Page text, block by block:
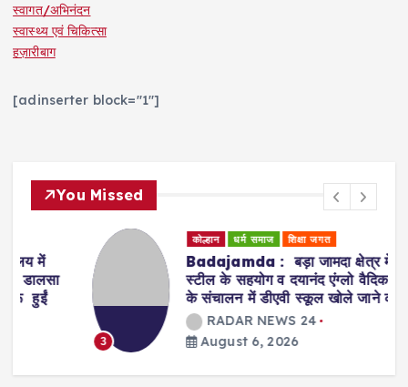
स्वागत/अभिनंदन
स्वास्थ्य एवं चिकित्सा
हज़ारीबाग
[adinserter block="1"]
You Missed
कोल्हान धर्म समाज शिक्षा जगत
Badajamda : बड़ा जामदा क्षेत्र में टाटा
स्टील के सहयोग व दयानंद एंग्लो वैदिक संस्था
के संचालन में डीएवी स्कूल खोले जाने की मांग
RADAR NEWS 24
August 6, 2026